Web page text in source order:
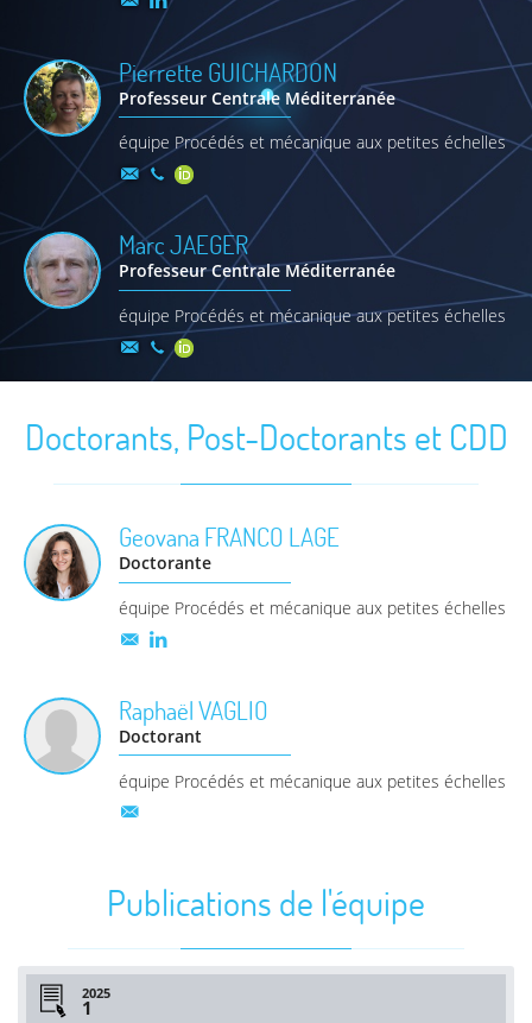
Pierrette GUICHARDON
Professeur Centrale Méditerranée
équipe Procédés et mécanique aux petites échelles
MarcJAEGER
Professeur Centrale Méditerranée
équipe Procédés et mécanique aux petites échelles
Doctorants, Post-Doctorants et CDD
Geovana FRANCO LAGE
Doctorante
équipe Procédés et mécanique aux petites échelles
RaphaëlVAGLIO
Doctorant
équipe Procédés et mécanique aux petites échelles
Publications de l'équipe
2025